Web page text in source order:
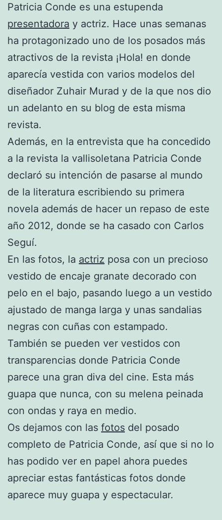
Patricia Conde es una estupenda
presentadora y actriz. Hace unas semanas
ha protagonizado uno de los posados más
atractivos de la revista ¡Hola! en donde
aparecía vestida con varios modelos del
diseñador Zuhair Murad y de la que nos dio
un adelanto en su blog de esta misma
revista.
Además, en la entrevista que ha concedido
a la revista la vallisoletana Patricia Conde
declaró su intención de pasarse al mundo
de la literatura escribiendo su primera
novela además de hacer un repaso de este
año 2012, donde se ha casado con Carlos
Seguí.
En las fotos, la actriz posa con un precioso
vestido de encaje granate decorado con
pelo en el bajo, pasando luego a un vestido
ajustado de manga larga y unas sandalias
negras con cuñas con estampado.
También se pueden ver vestidos con
transparencias donde Patricia Conde
parece una gran diva del cine. Esta más
guapa que nunca, con su melena peinada
con ondas y raya en medio.
Os dejamos con las fotos del posado
completo de Patricia Conde, así que si no lo
has podido ver en papel ahora puedes
apreciar estas fantásticas fotos donde
aparece muy guapa y espectacular.